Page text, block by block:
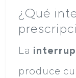
¿Qué
La
produce